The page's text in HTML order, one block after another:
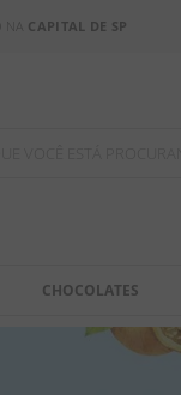
CAPITAL DE SP
CHOCOLATES